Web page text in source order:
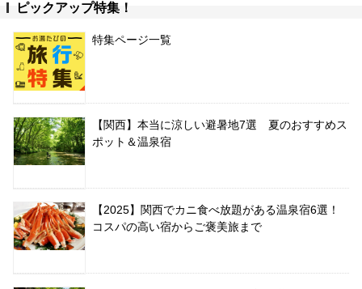
ピックアップ特集！
特集ページ一覧
【関西】本当に涼しい避暑地7選 夏のおすすめス
ポット＆温泉宿
【2025】関西でカニ食べ放題がある温泉宿6選！
コスパの高い宿からご褒美旅まで